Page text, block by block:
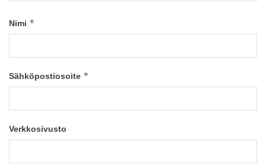
Nimi *
Sähköpostiosoite *
Verkkosivusto